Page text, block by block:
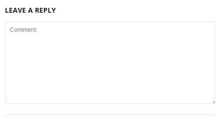
LEAVE A REPLY